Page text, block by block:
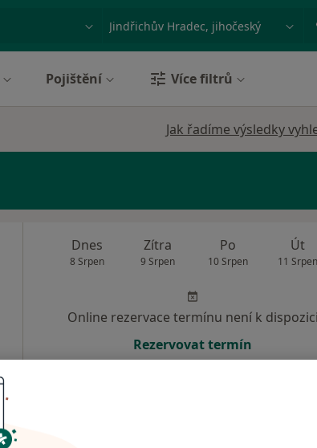
Město nebo region
Pojištění Více filtrů
Jak řadíme výsledky
Dnes
8 Srpen
Zítra
9 Srpen
Po
10 Srpen
Út
11 Srpen
Online rezervace termínu není k dispozici
Rezervovat termín